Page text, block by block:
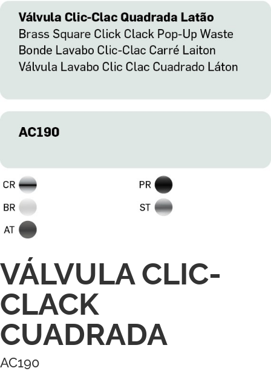
VÁLVULA CLIC-
CLACK
CUADRADA
AC190